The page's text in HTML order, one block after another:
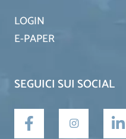
LOGIN
E-PAPER
SEGUICI SUI SOCIAL